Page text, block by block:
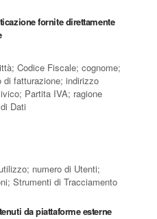
fornite direttamente
Codice Fiscale; cognome;
fatturazione; indirizzo
Partita IVA; ragione
Dati
numero di Utenti;
Strumenti di Tracciamento
da piattaforme esterne